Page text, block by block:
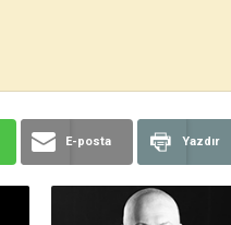
E-posta Yazdır